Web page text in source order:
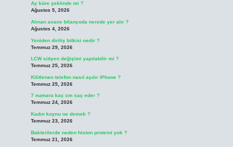
Ay küre şeklinde mi ?
Ağustos 5, 2026
Alınan avans bilançoda nerede yer alır ?
Ağustos 4, 2026
Yeniden diriliş bitkisi nedir ?
Temmuz 29, 2026
LCW sütyen değişimi yapılabilir mi ?
Temmuz 25, 2026
Kilitlenen telefon nasıl açılır iPhone ?
Temmuz 25, 2026
7 numara kaç cm saç eder ?
Temmuz 24, 2026
Kadın koynu ne demek ?
Temmuz 23, 2026
Bakterilerde neden histon proteini yok ?
Temmuz 21, 2026